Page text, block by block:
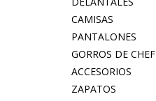
CAMISAS
PANTALONES
GORROS DE CHEF
ACCESORIOS
ZAPATOS